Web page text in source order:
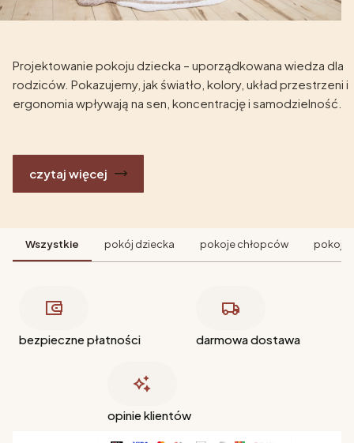
Projektowanie pokoju dziecka – uporządkowana wiedza dla
rodziców. Pokazujemy, jak światło, kolory, układ przestrzeni i
ergonomia wpływają na sen, koncentrację i samodzielność.
czytaj więcej
Wszystkie pokój dziecka pokoje chłopców pokoje
bezpieczne płatności darmowa dostawa
opinie klientów